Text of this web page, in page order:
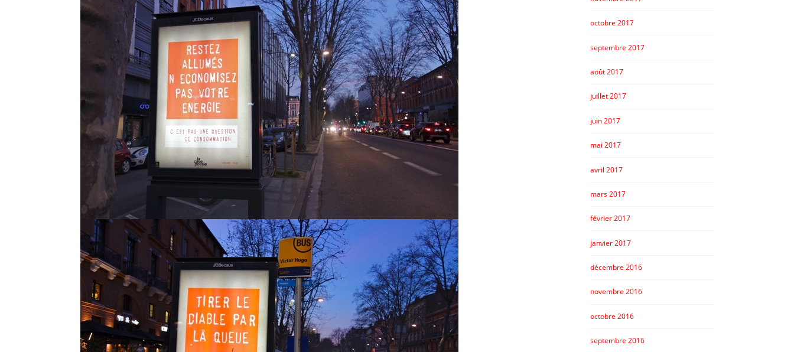
octobre 2017
septembre 2017
août 2017
juillet 2017
juin 2017
mai 2017
avril 2017
mars 2017
février 2017
janvier 2017
décembre 2016
novembre 2016
octobre 2016
septembre 2016